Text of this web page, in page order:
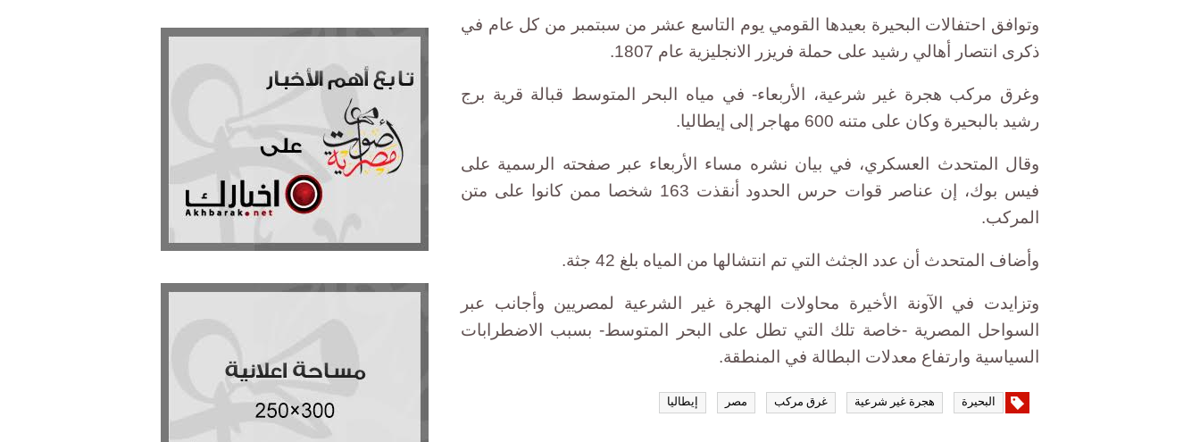
وتوافق احتفالات البحيرة بعيدها القومي يوم التاسع عشر من سبتمبر من كل عام في
ذكرى انتصار أهالي رشيد على حملة فريزر الانجليزية عام 1807.
وغرق مركب هجرة غير شرعية، الأربعاء- في مياه البحر المتوسط قبالة قرية برج
رشيد بالبحيرة وكان على متنه 600 مهاجر إلى إيطاليا.
وقال المتحدث العسكري، في بيان نشره مساء الأربعاء عبر صفحته الرسمية على
فيس بوك، إن عناصر قوات حرس الحدود أنقذت 163 شخصا ممن كانوا على متن
المركب.
وأضاف المتحدث أن عدد الجثث التي تم انتشالها من المياه بلغ 42 جثة.
وتزايدت في الآونة الأخيرة محاولات الهجرة غير الشرعية لمصريين وأجانب عبر
السواحل المصرية -خاصة تلك التي تطل على البحر المتوسط- بسبب الاضطرابات
السياسية وارتفاع معدلات البطالة في المنطقة.
البحيرة هجرة غير شرعية غرق مركب مصر إيطاليا